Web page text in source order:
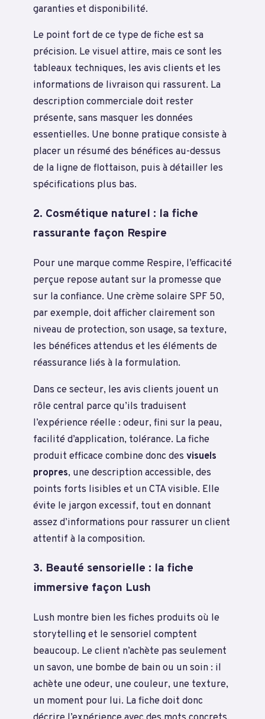
garanties et disponibilité.
Le point fort de ce type de fiche est sa
précision. Le visuel attire, mais ce sont les
tableaux techniques, les avis clients et les
informations de livraison qui rassurent. La
description commerciale doit rester
présente, sans masquer les données
essentielles. Une bonne pratique consiste à
placer un résumé des bénéfices au-dessus
de la ligne de flottaison, puis à détailler les
spécifications plus bas.
2. Cosmétique naturel : la fiche
rassurante façon Respire
Pour une marque comme Respire, l’efficacité
perçue repose autant sur la promesse que
sur la confiance. Une crème solaire SPF 50,
par exemple, doit afficher clairement son
niveau de protection, son usage, sa texture,
les bénéfices attendus et les éléments de
réassurance liés à la formulation.
Dans ce secteur, les avis clients jouent un
rôle central parce qu’ils traduisent
l’expérience réelle : odeur, fini sur la peau,
facilité d’application, tolérance. La fiche
produit efficace combine donc des visuels
propres, une description accessible, des
points forts lisibles et un CTA visible. Elle
évite le jargon excessif, tout en donnant
assez d’informations pour rassurer un client
attentif à la composition.
3. Beauté sensorielle : la fiche
immersive façon Lush
Lush montre bien les fiches produits où le
storytelling et le sensoriel comptent
beaucoup. Le client n’achète pas seulement
un savon, une bombe de bain ou un soin : il
achète une odeur, une couleur, une texture,
un moment pour lui. La fiche doit donc